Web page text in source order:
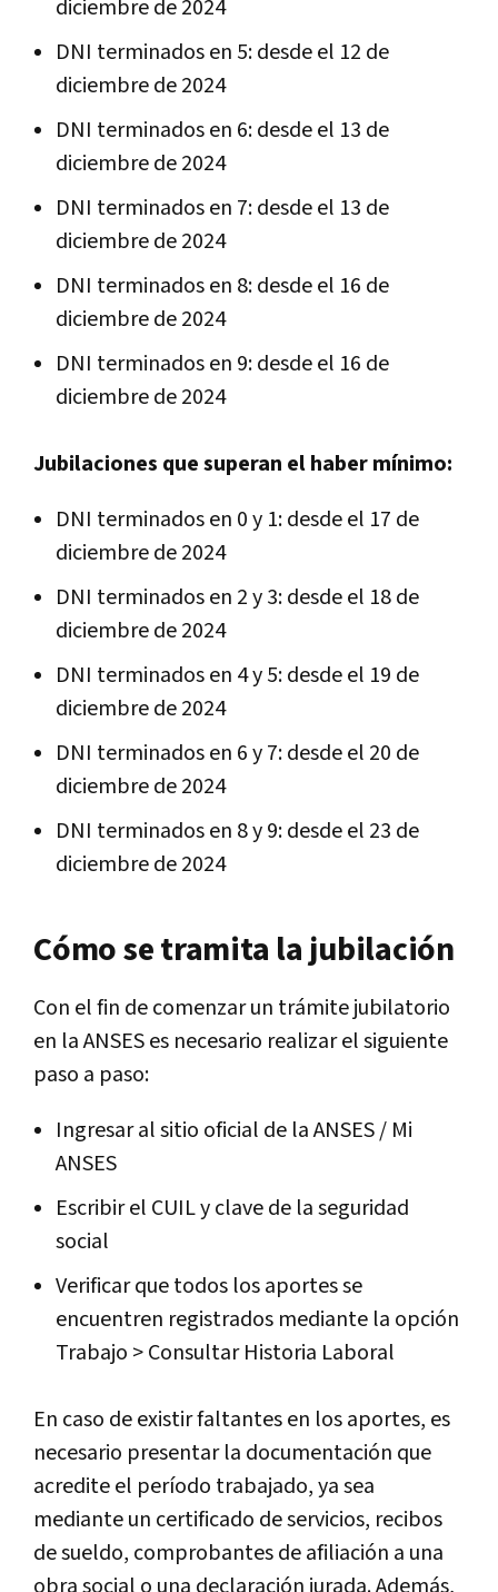
diciembre de 2024
DNI terminados en 5: desde el 12 de
diciembre de 2024
DNI terminados en 6: desde el 13 de
diciembre de 2024
DNI terminados en 7: desde el 13 de
diciembre de 2024
DNI terminados en 8: desde el 16 de
diciembre de 2024
DNI terminados en 9: desde el 16 de
diciembre de 2024
Jubilaciones que superan el haber mínimo:
DNI terminados en 0 y 1: desde el 17 de
diciembre de 2024
DNI terminados en 2 y 3: desde el 18 de
diciembre de 2024
DNI terminados en 4 y 5: desde el 19 de
diciembre de 2024
DNI terminados en 6 y 7: desde el 20 de
diciembre de 2024
DNI terminados en 8 y 9: desde el 23 de
diciembre de 2024
Cómo se tramita la jubilación
Con el fin de comenzar un trámite jubilatorio
en la ANSES es necesario realizar el siguiente
paso a paso:
Ingresar al sitio oficial de la ANSES / Mi
ANSES
Escribir el CUIL y clave de la seguridad
social
Verificar que todos los aportes se
encuentren registrados mediante la opción
Trabajo > Consultar Historia Laboral
En caso de existir faltantes en los aportes, es
necesario presentar la documentación que
acredite el período trabajado, ya sea
mediante un certificado de servicios, recibos
de sueldo, comprobantes de afiliación a una